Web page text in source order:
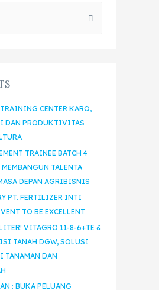
CENTER KARO,
DAN PRODUKTIVITAS
TRAINEE BATCH 4
TALENTA
DEPAN AGRIBISNIS
PT. FERTILIZER INTI
TO BE EXCELLENT
VITAGRO 11-8-6+TE &
TANAH DGW, SOLUSI
TANAMAN DAN
: BUKA PELUANG